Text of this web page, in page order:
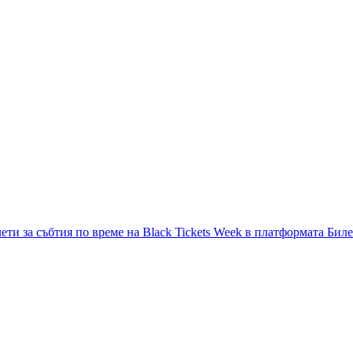
за събтия по време на Black Tickets Week в платформата